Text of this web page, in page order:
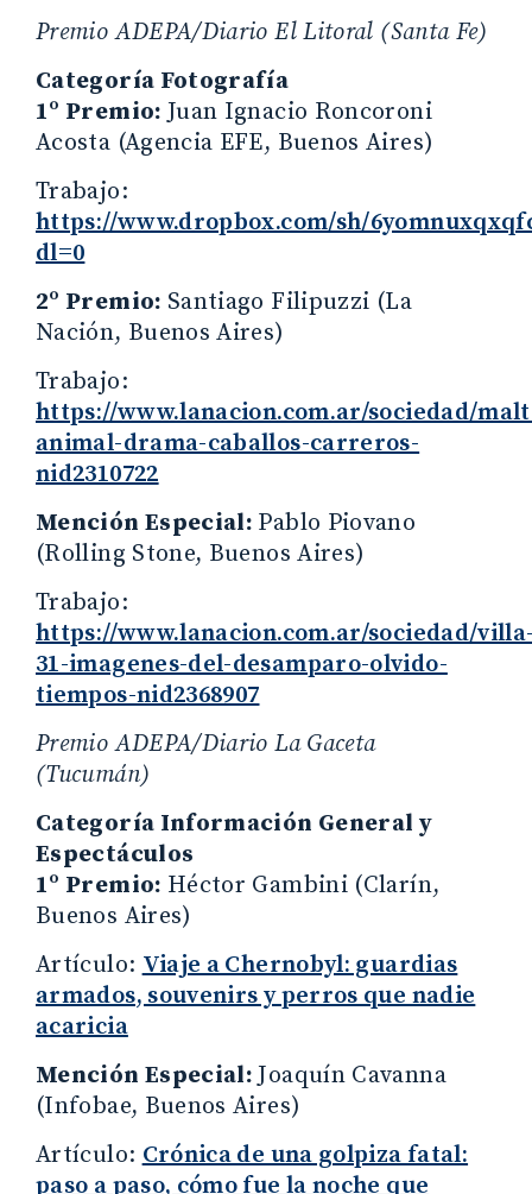
Premio ADEPA/Diario El Litoral (Santa Fe)
Categoría Fotografía
1º Premio:Juan Ignacio Roncoroni
Acosta (Agencia EFE, Buenos Aires)
Trabajo:
https://www.dropbox.com/sh/
dl=0
2º Premio: Santiago Filipuzzi (La
Nación, Buenos Aires)
Trabajo:
https://www.lanacion.com.ar/sociedad/
animal-drama-caballos-carreros-
nid2310722
Mención Especial: Pablo Piovano
(Rolling Stone, Buenos Aires)
Trabajo:
https://www.lanacion.com.ar/sociedad/
31-imagenes-del-desamparo-olvido-
tiempos-nid2368907
Premio ADEPA/Diario La Gaceta
(Tucumán)
Categoría Información General y
Espectáculos
1º Premio: Héctor Gambini (Clarín,
Buenos Aires)
Artículo:Viaje a Chernobyl: guardias
armados, souvenirs y perros que nadie
acaricia
Mención Especial:Joaquín Cavanna
(Infobae, Buenos Aires)
Artículo:Crónica de una golpiza fatal:
paso a paso, cómo fue la noche que